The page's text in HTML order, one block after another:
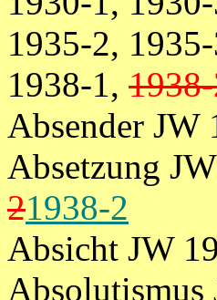
1935-2,
1938-1,
Absender JW
Absetzung
21938-2
Absicht JW
Absolutismus